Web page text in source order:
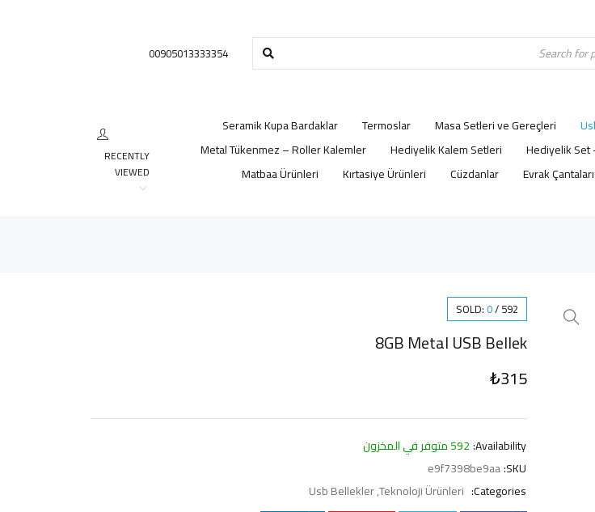
00905013333354
Masa Setleri ve Gereçleri
Termoslar
Seramik Kupa Bardaklar
Hediyelik
Hediyelik Kalem Setleri
Metal Tükenmez – Roller Kalemler
Evrak Çantaları
Cüzdanlar
Kırtasiye Ürünleri
Matbaa Ürünleri
RECENTLY
VIEWED
SOLD: 0/592
8GB Metal USB Bellek
₺315
Availability: 592 متوفر في المخزون
SKU:
e9f7398be9aa
Categories:
Teknoloji Ürünleri
,
Usb Bellekler